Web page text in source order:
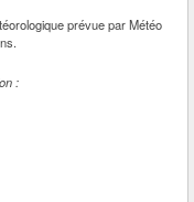
prévue par Météo
: